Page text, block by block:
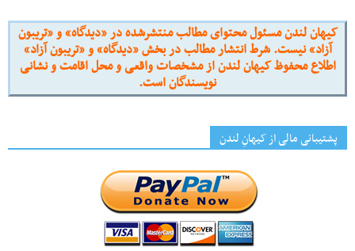
کیهان لندن مسئول محتوای مطالب منتشرشده در «دیدگاه» و «تریبون
آزاد» نیست. شرط انتشار مطالب در بخش «دیدگاه» و «تریبون آزاد»
اطلاع محفوظ کیهان لندن از مشخصات واقعی و محل اقامت و نشانی
نویسندگان است.
پشتیبانی مالی از کیهانِ لندن